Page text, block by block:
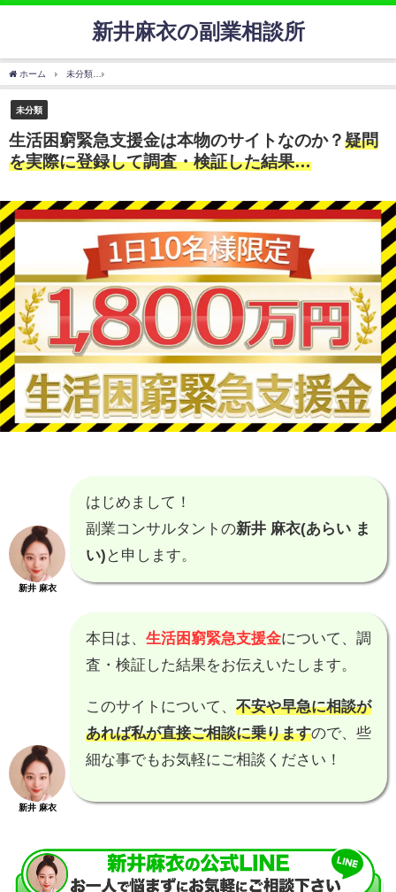
新井麻衣の副業相談所
ホーム 未分類
未分類
生活困窮緊急支援金は本物のサイトなのか？疑問
を実際に登録して調査・検証した結果…
新井 麻衣
はじめまして！
副業コンサルタントの新井 麻衣(あらい ま
い) と申します。
新井 麻衣
本日は、 生活困窮緊急支援金について、調
査・検証した結果をお伝えいたします。
このサイトについて、 不安や早急に相談が
あれば私が直接ご相談に乗りますので、些
細な事でもお気軽にご相談ください！